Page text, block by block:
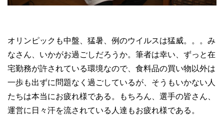
オリンピックも中盤、猛暑、例のウイルスは猛威。。。み
なさん、いかがお過ごしだろうか。筆者は幸い、ずっと在
宅勤務が許されている環境なので、食料品の買い物以外は
一歩も出ずに問題なく過ごしているが、そうもいかない人
たちは本当にお疲れ様である。もちろん、選手の皆さん、
運営に日々汗を流されている人達もお疲れ様である。